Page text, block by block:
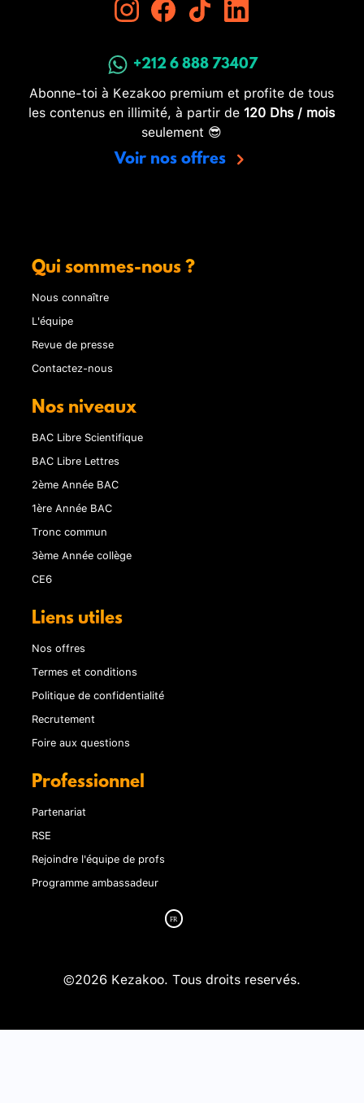
+212 6 888 73407
Abonne-toi à Kezakoo premium et profite de tous
les contenus en illimité, à partir de 120 Dhs / mois
seulement 😎
Voir nos offres
Qui sommes-nous ?
Nous connaître
L'équipe
Revue de presse
Contactez-nous
Nos niveaux
BAC Libre Scientifique
BAC Libre Lettres
2ème Année BAC
1ère Année BAC
Tronc commun
3ème Année collège
CE6
Liens utiles
Nos offres
Termes et conditions
Politique de confidentialité
Recrutement
Foire aux questions
Professionnel
Partenariat
RSE
Rejoindre l'équipe de profs
Programme ambassadeur
©2026 Kezakoo. Tous droits reservés.